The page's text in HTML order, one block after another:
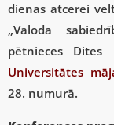
dienas atcerei
„Valoda
pētnieces Dites
Universitātes
28. numurā.